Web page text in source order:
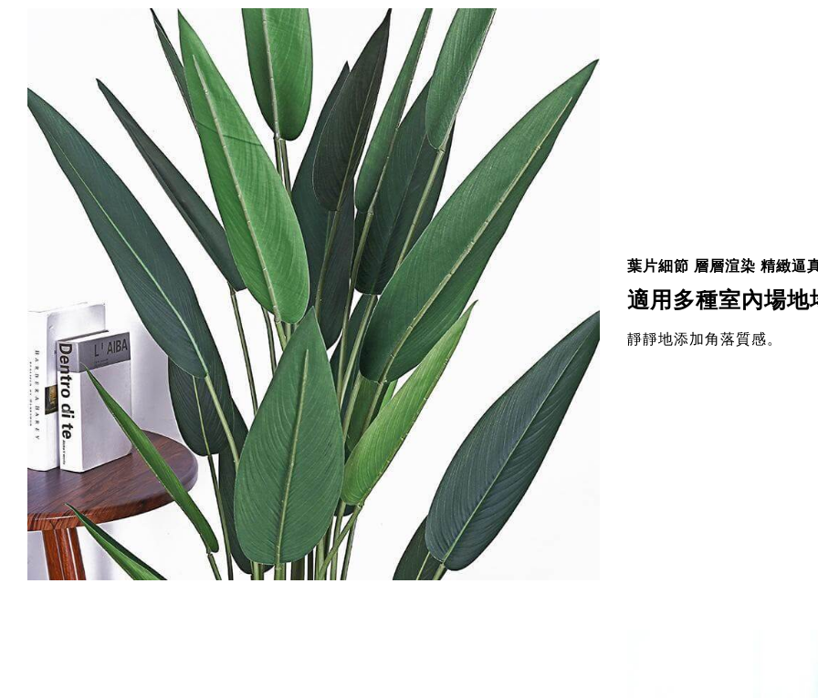
葉片細節 層層渲染 精緻逼
適用多種室內場地
靜靜地添加角落質感。